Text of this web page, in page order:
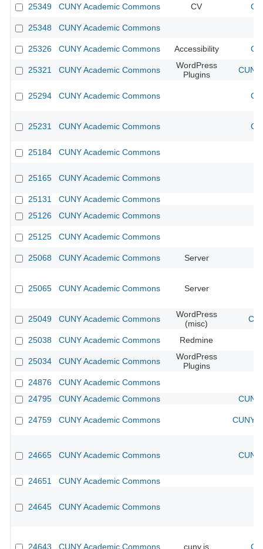
25349
CUNY Academic Commons CV
25348 CUNY Academic Commons
25326 CUNY Academic Commons Accessibility
25321 CUNY Academic Commons
WordPress
Plugins
25294 CUNY Academic Commons
25231 CUNY Academic Commons
25184 CUNY Academic Commons
25165 CUNY Academic Commons
25131
CUNY Academic Commons
25126
CUNY Academic Commons
25125 CUNY Academic Commons
25068 CUNY Academic Commons Server
25065 CUNY Academic Commons Server
25049 CUNY Academic Commons
WordPress
(misc)
25038 CUNY Academic Commons Redmine
25034 CUNY Academic Commons
WordPress
Plugins
24876
CUNY Academic Commons
24795
CUNY Academic Commons
24759 CUNY Academic Commons CUNY
24665 CUNY Academic Commons
24651 CUNY Academic Commons
24645 CUNY Academic Commons
24643 CUNY Academic Commons cuny.is